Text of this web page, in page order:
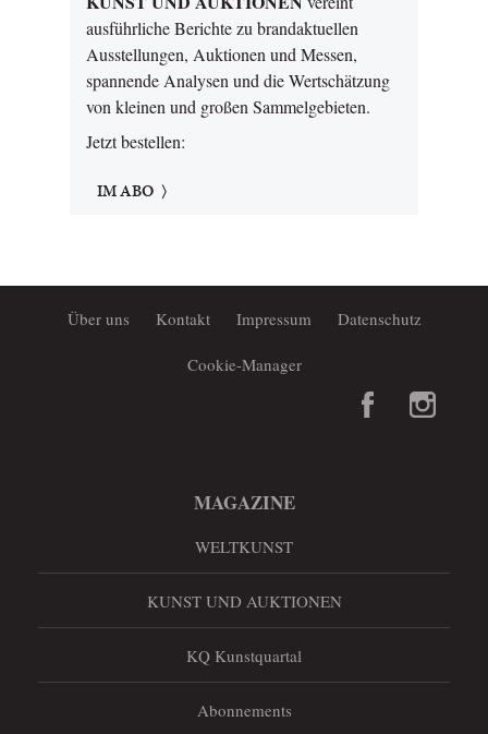
ausführliche Berichte zu brandaktuellen
Ausstellungen, Auktionen und Messen,
spannende Analysen und die Wertschätzung
von kleinen und großen Sammelgebieten.
Jetzt bestellen:
IM ABO
Über uns Kontakt Impressum Datenschutz
Cookie-Manager
MAGAZINE
WELTKUNST
KUNST UND AUKTIONEN
KQ Kunstquartal
Abonnements